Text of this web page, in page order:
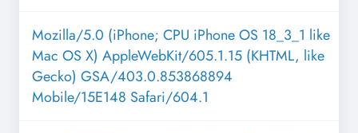
Mozilla/5.0 (iPhone; CPU iPhone OS 18_3_1 like
Mac OS X) AppleWebKit/605.1.15 (KHTML, like
Gecko) GSA/403.0.853868894
Mobile/15E148 Safari/604.1